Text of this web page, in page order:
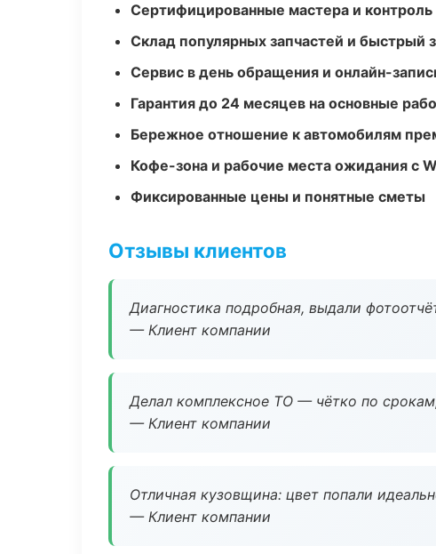
Сертифицированные мастера и контроль
Склад популярных запчастей и быстрый
Сервис в день обращения и онлайн-
Гарантия до 24 месяцев на основные
Бережное отношение к автомобилям
Кофе-зона и рабочие места ожидания с
Фиксированные цены и понятные сметы
Отзывы клиентов
Диагностика подробная, выдали
— Клиент компании
Делал комплексное ТО — чётко по
— Клиент компании
Отличная кузовщина: цвет попали
— Клиент компании